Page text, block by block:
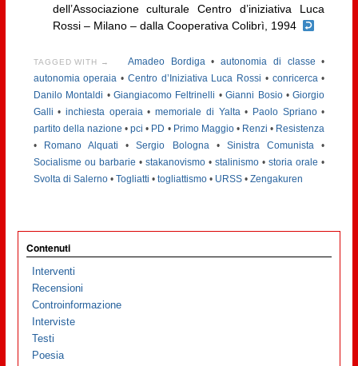
dell’Associazione culturale Centro d’iniziativa Luca
Rossi – Milano – dalla Cooperativa Colibrì, 1994
TAGGED WITH → Amadeo Bordiga•autonomia di classe •
autonomia operaia • Centro d’Iniziativa Luca Rossi • conricerca•
Danilo Montaldi • Giangiacomo Feltrinelli •Gianni Bosio•Giorgio
Galli •inchiesta operaia•memoriale di Yalta• Paolo Spriano•
partito della nazione •pci • PD • Primo Maggio• Renzi • Resistenza
•
Romano Alquati •Sergio Bologna• Sinistra Comunista •
Socialisme ou barbarie • stakanovismo•stalinismo •storia orale •
Svolta di Salerno• Togliatti • togliattismo• URSS• Zengakuren
Contenuti
Interventi
Recensioni
Controinformazione
Interviste
Testi
Poesia